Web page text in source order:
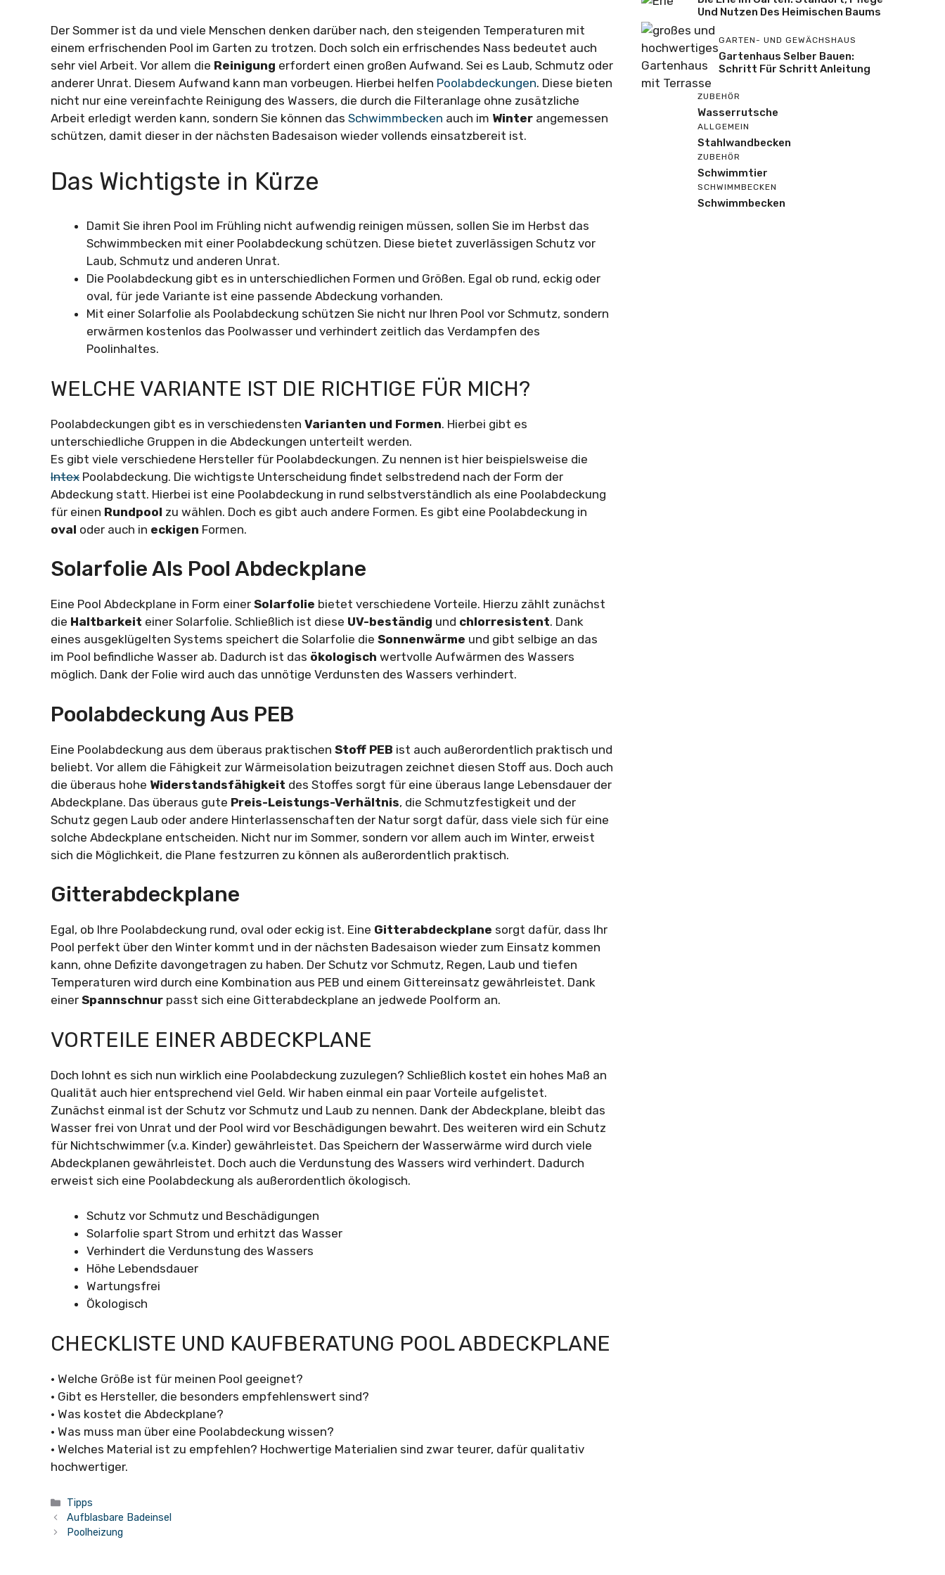
Der Sommer ist da und viele Menschen denken darüber nach, den steigenden Temperaturen mit
einem erfrischenden Pool im Garten zu trotzen. Doch solch ein erfrischendes Nass bedeutet auch
sehr viel Arbeit. Vor allem die Reinigung erfordert einen großen Aufwand. Sei es Laub, Schmutz oder
anderer Unrat. Diesem Aufwand kann man vorbeugen. Hierbei helfen Poolabdeckungen. Diese bieten
nicht nur eine vereinfachte Reinigung des Wassers, die durch die Filteranlage ohne zusätzliche
Arbeit erledigt werden kann, sondern Sie können das Schwimmbecken auch im Winter angemessen
schützen, damit dieser in der nächsten Badesaison wieder vollends einsatzbereit ist.
Das Wichtigste in Kürze
Damit Sie ihren Pool im Frühling nicht aufwendig reinigen müssen, sollen Sie im Herbst das
Schwimmbecken mit einer Poolabdeckung schützen. Diese bietet zuverlässigen Schutz vor
Laub, Schmutz und anderen Unrat.
Die Poolabdeckung gibt es in unterschiedlichen Formen und Größen. Egal ob rund, eckig oder
oval, für jede Variante ist eine passende Abdeckung vorhanden.
Mit einer Solarfolie als Poolabdeckung schützen Sie nicht nur Ihren Pool vor Schmutz, sondern
erwärmen kostenlos das Poolwasser und verhindert zeitlich das Verdampfen des
Poolinhaltes.
WELCHE VARIANTE IST DIE RICHTIGE FÜR MICH?
Poolabdeckungen gibt es in verschiedensten Varianten und Formen. Hierbei gibt es
unterschiedliche Gruppen in die Abdeckungen unterteilt werden.
Es gibt viele verschiedene Hersteller für Poolabdeckungen. Zu nennen ist hier beispielsweise die
Intex Poolabdeckung. Die wichtigste Unterscheidung findet selbstredend nach der Form der
Abdeckung statt. Hierbei ist eine Poolabdeckung in rund selbstverständlich als eine Poolabdeckung
für einen Rundpool zu wählen. Doch es gibt auch andere Formen. Es gibt eine Poolabdeckung in
oval oder auch in eckigen Formen.
Solarfolie Als Pool Abdeckplane
Eine Pool Abdeckplane in Form einer Solarfolie bietet verschiedene Vorteile. Hierzu zählt zunächst
die Haltbarkeit einer Solarfolie. Schließlich ist diese UV-beständig und chlorresistent. Dank
eines ausgeklügelten Systems speichert die Solarfolie die Sonnenwärme und gibt selbige an das
im Pool befindliche Wasser ab. Dadurch ist das ökologisch wertvolle Aufwärmen des Wassers
möglich. Dank der Folie wird auch das unnötige Verdunsten des Wassers verhindert.
Poolabdeckung Aus PEB
Eine Poolabdeckung aus dem überaus praktischen Stoff PEB ist auch außerordentlich praktisch und
beliebt. Vor allem die Fähigkeit zur Wärmeisolation beizutragen zeichnet diesen Stoff aus. Doch auch
die überaus hohe Widerstandsfähigkeit des Stoffes sorgt für eine überaus lange Lebensdauer der
Abdeckplane. Das überaus gute Preis-Leistungs-Verhältnis, die Schmutzfestigkeit und der
Schutz gegen Laub oder andere Hinterlassenschaften der Natur sorgt dafür, dass viele sich für eine
solche Abdeckplane entscheiden. Nicht nur im Sommer, sondern vor allem auch im Winter, erweist
sich die Möglichkeit, die Plane festzurren zu können als außerordentlich praktisch.
Gitterabdeckplane
Egal, ob Ihre Poolabdeckung rund, oval oder eckig ist. Eine Gitterabdeckplane sorgt dafür, dass Ihr
Pool perfekt über den Winter kommt und in der nächsten Badesaison wieder zum Einsatz kommen
kann, ohne Defizite davongetragen zu haben. Der Schutz vor Schmutz, Regen, Laub und tiefen
Temperaturen wird durch eine Kombination aus PEB und einem Gittereinsatz gewährleistet. Dank
einer Spannschnur passt sich eine Gitterabdeckplane an jedwede Poolform an.
VORTEILE EINER ABDECKPLANE
Doch lohnt es sich nun wirklich eine Poolabdeckung zuzulegen? Schließlich kostet ein hohes Maß an
Qualität auch hier entsprechend viel Geld. Wir haben einmal ein paar Vorteile aufgelistet.
Zunächst einmal ist der Schutz vor Schmutz und Laub zu nennen. Dank der Abdeckplane, bleibt das
Wasser frei von Unrat und der Pool wird vor Beschädigungen bewahrt. Des weiteren wird ein Schutz
für Nichtschwimmer (v.a. Kinder) gewährleistet. Das Speichern der Wasserwärme wird durch viele
Abdeckplanen gewährleistet. Doch auch die Verdunstung des Wassers wird verhindert. Dadurch
erweist sich eine Poolabdeckung als außerordentlich ökologisch.
Schutz vor Schmutz und Beschädigungen
Solarfolie spart Strom und erhitzt das Wasser
Verhindert die Verdunstung des Wassers
Höhe Lebendsdauer
Wartungsfrei
Ökologisch
CHECKLISTE UND KAUFBERATUNG POOL ABDECKPLANE
• Welche Größe ist für meinen Pool geeignet?
• Gibt es Hersteller, die besonders empfehlenswert sind?
• Was kostet die Abdeckplane?
• Was muss man über eine Poolabdeckung wissen?
• Welches Material ist zu empfehlen? Hochwertige Materialien sind zwar teurer, dafür qualitativ
hochwertiger.
Kategorien
Tipps
Aufblasbare Badeinsel
Poolheizung
Und Nutzen Des Heimischen Baums
GARTEN- UND GEWÄCHSHAUS
Gartenhaus Selber Bauen:
Schritt Für Schritt Anleitung
ZUBEHÖR
Wasserrutsche
ALLGEMEIN
Stahlwandbecken
ZUBEHÖR
Schwimmtier
SCHWIMMBECKEN
Schwimmbecken